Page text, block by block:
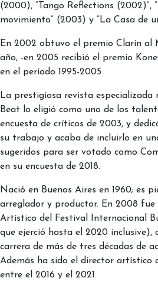
(2000), “Tango Reflections (2002)”,
movimiento” (2003) y “La Casa de
En 2002 obtuvo el premio Clarín al
año, -en 2005 recibió el premio
en el período 1995-2005.
La prestigiosa revista especializada
Beat lo eligió como uno de los
encuesta de críticos de 2003, y
su trabajo y acaba de incluirlo en
sugeridos para ser votado como
en su encuesta de 2018.
Nació en Buenos Aires en 1960; es
arreglador y productor. En 2008
Artístico del Festival Internacional
que ejerció hasta el 2020 inclusive),
carrera de más de tres décadas de
Además ha sido el director artístico
entre el 2016 y el 2021.